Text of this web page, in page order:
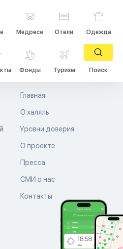
Медресе Отели Одежда
Фонды Туризм Поиск
Главная
О халяль
Уровни доверия
О проекте
Пресса
СМИ о нас
Контакты